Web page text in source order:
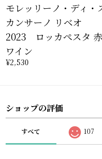
モレッリーノ・ディ・
カンサーノ リベオ
2023 ロッカぺスタ 赤
ワイン
¥2,530
ショップの評価
すべて 107